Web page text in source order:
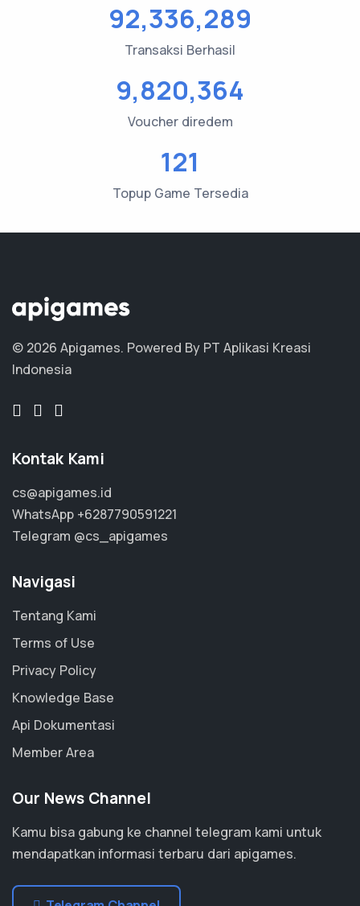
92,336,289
Transaksi Berhasil
9,820,364
Voucher diredem
121
Topup Game Tersedia
© 2026 Apigames. Powered By PT Aplikasi Kreasi
Indonesia
Kontak Kami
cs@apigames.id
WhatsApp +6287790591221
Telegram @cs_apigames
Navigasi
Tentang Kami
Terms of Use
Privacy Policy
Knowledge Base
Api Dokumentasi
Member Area
Our News Channel
Kamu bisa gabung ke channel telegram kami untuk
mendapatkan informasi terbaru dari apigames.